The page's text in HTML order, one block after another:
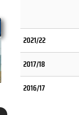
2021/22
2017/18
2016/17